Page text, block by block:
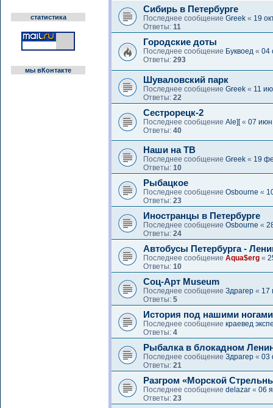
статистика
мы вКонтакте
Сибирь в Петербурге
Последнее сообщение Greek « 19
Ответы: 11
Городские доты
Последнее сообщение Буквоед « 04
Ответы: 293
Шуваловский парк
Последнее сообщение Greek « 11
Ответы: 22
Сестрорецк-2
Последнее сообщение Ale][« 07
Ответы: 40
Наши на ТВ
Последнее сообщение Greek « 19
Ответы: 10
Рыбацкое
Последнее сообщение Osbourne «
Ответы: 23
Иностранцы в Петербурге
Последнее сообщение Osbourne «
Ответы: 24
Автобусы Петербурга -
Последнее сообщение Aqua$erg «
Ответы: 10
Соц-Арт Museum
Последнее сообщение Здрагер « 17
Ответы: 5
История под нашими ногами
Последнее сообщение краевед
Ответы: 4
Рыбалка в блокадном
Последнее сообщение Здрагер « 03
Ответы: 21
Разгром «Морской
Последнее сообщение delazar « 06
Ответы: 23